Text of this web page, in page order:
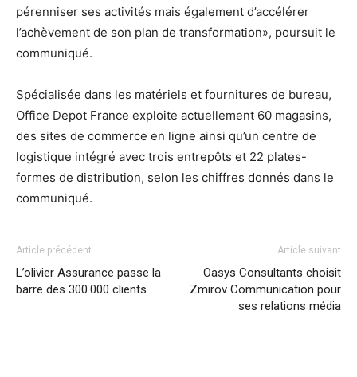
pérenniser ses activités mais également d’accélérer
l’achèvement de son plan de transformation», poursuit le
communiqué.
Spécialisée dans les matériels et fournitures de bureau,
Office Depot France exploite actuellement 60 magasins,
des sites de commerce en ligne ainsi qu’un centre de
logistique intégré avec trois entrepôts et 22 plates-
formes de distribution, selon les chiffres donnés dans le
communiqué.
Article précédent
L’olivier Assurance passe la
barre des 300.000 clients
Article suivant
Oasys Consultants choisit
Zmirov Communication pour
ses relations média